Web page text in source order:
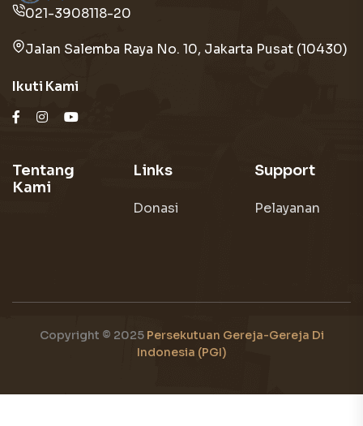
021-3908118-20
Jalan Salemba Raya No. 10, Jakarta Pusat (10430)
Ikuti Kami
Tentang
Kami
Links
Donasi
Support
Pelayanan
Copyright © 2025 Persekutuan Gereja-Gereja Di
Indonesia (PGI)